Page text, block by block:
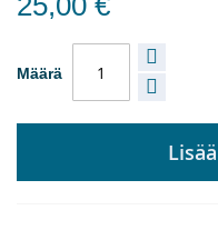
Määrä